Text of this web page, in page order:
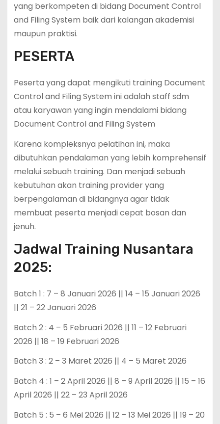
yang berkompeten di bidang Document Control
and Filing System baik dari kalangan akademisi
maupun praktisi.
PESERTA
Peserta yang dapat mengikuti training Document
Control and Filing System ini adalah staff sdm
atau karyawan yang ingin mendalami bidang
Document Control and Filing System
Karena kompleksnya pelatihan ini, maka
dibutuhkan pendalaman yang lebih komprehensif
melalui sebuah training. Dan menjadi sebuah
kebutuhan akan training provider yang
berpengalaman di bidangnya agar tidak
membuat peserta menjadi cepat bosan dan
jenuh.
Jadwal Training Nusantara
2025:
Batch 1 : 7 – 8 Januari 2026 || 14 – 15 Januari 2026
|| 21 – 22 Januari 2026
Batch 2 : 4 – 5 Februari 2026 || 11 – 12 Februari
2026 || 18 – 19 Februari 2026
Batch 3 : 2 – 3 Maret 2026 || 4 – 5 Maret 2026
Batch 4 : 1 – 2 April 2026 || 8 – 9 April 2026 || 15 – 16
April 2026 || 22 – 23 April 2026
Batch 5 : 5 – 6 Mei 2026 || 12 – 13 Mei 2026 || 19 – 20